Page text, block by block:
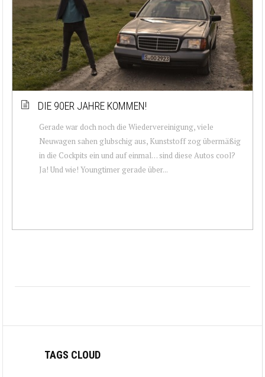
DIE 90ER JAHRE KOMMEN!
Gerade war doch noch die Wiedervereinigung, viele
Neuwagen sahen glubschig aus, Kunststoff zog übermäßig
in die Cockpits ein und auf einmal… sind diese Autos cool?
Ja! Und wie! Youngtimer gerade über...
TAGS CLOUD